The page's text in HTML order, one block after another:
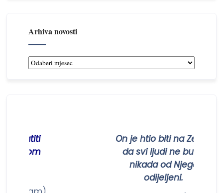
Arhiva novosti
On je htio biti na Zemlji
da svi ljudi ne budu
nikada od Njega
odijeljeni.